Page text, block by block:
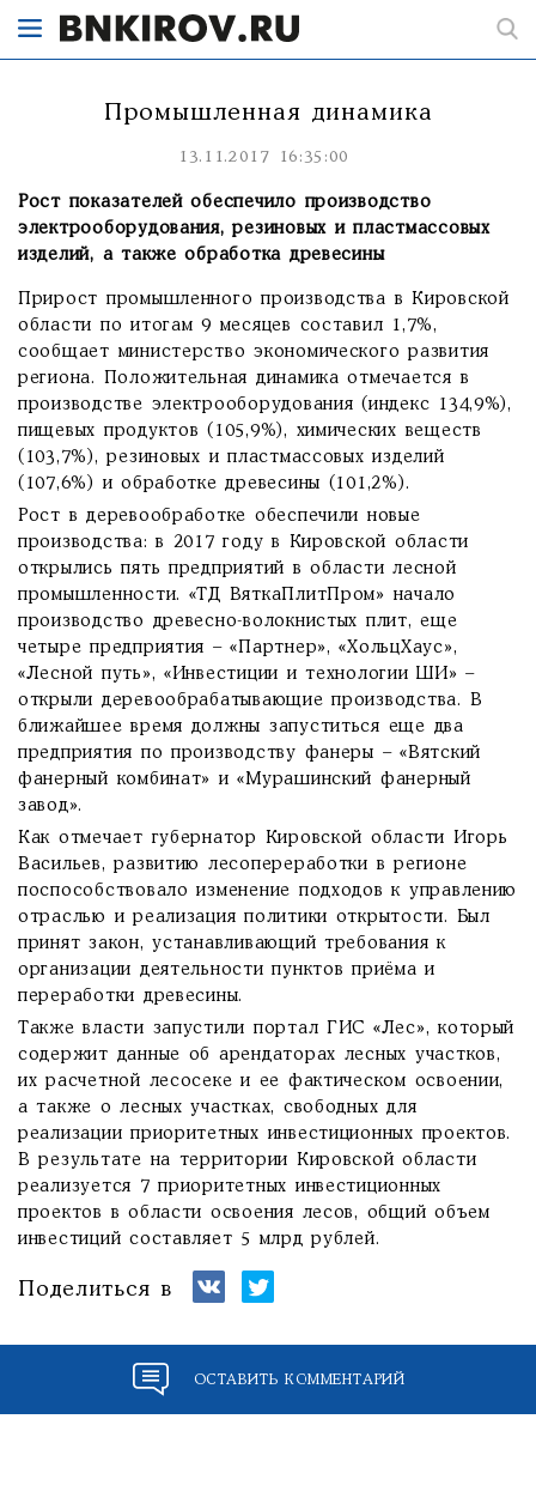
Промышленная динамика
13.11.2017 16:35:00
Рост показателей обеспечило производство
электрооборудования, резиновых и пластмассовых
изделий, а также обработка древесины
Прирост промышленного производства в Кировской
области по итогам 9 месяцев составил 1,7%,
сообщает министерство экономического развития
региона. Положительная динамика отмечается в
производстве электрооборудования (индекс 134,9%),
пищевых продуктов (105,9%), химических веществ
(103,7%), резиновых и пластмассовых изделий
(107,6%) и обработке древесины (101,2%).
Рост в деревообработке обеспечили новые
производства: в 2017 году в Кировской области
открылись пять предприятий в области лесной
промышленности. «ТД ВяткаПлитПром» начало
производство древесно-волокнистых плит, еще
четыре предприятия – «Партнер», «ХольцХаус»,
«Лесной путь», «Инвестиции и технологии ШИ» –
открыли деревообрабатывающие производства. В
ближайшее время должны запуститься еще два
предприятия по производству фанеры – «Вятский
фанерный комбинат» и «Мурашинский фанерный
завод».
Как отмечает губернатор Кировской области Игорь
Васильев, развитию лесопереработки в регионе
поспособствовало изменение подходов к управлению
отраслью и реализация политики открытости. Был
принят закон, устанавливающий требования к
организации деятельности пунктов приёма и
переработки древесины.
Также власти запустили портал ГИС «Лес», который
содержит данные об арендаторах лесных участков,
их расчетной лесосеке и ее фактическом освоении,
а также о лесных участках, свободных для
реализации приоритетных инвестиционных проектов.
В результате на территории Кировской области
реализуется 7 приоритетных инвестиционных
проектов в области освоения лесов, общий объем
инвестиций составляет 5 млрд рублей.
Поделиться в
ОСТАВИТЬ КОММЕНТАРИЙ